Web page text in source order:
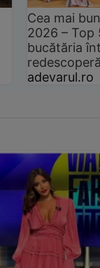
Cea mai
2026 –
bucătăria
adevarul.ro